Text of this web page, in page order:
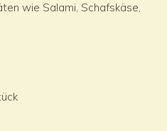
wie Salami, Schafskäse,